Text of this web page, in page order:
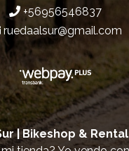
+56956546837
ruedaalsur@gmail.com
| Bikeshop &